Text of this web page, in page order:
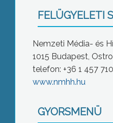
FELÜGYELETI
Nemzeti Média- és
1015 Budapest,
telefon: +36 1 457
www.nmhh.hu
GYORSMENÜ